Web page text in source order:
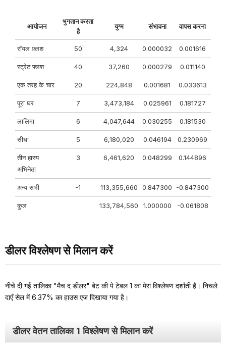
आयोजन
भुगतान करता
है
युग्म संभावना वापस करना
रॉयल फ़्लश 50 4,324 0.000032 0.001616
स्ट्रेट फ्लश 40 37,260 0.000279 0.011140
एक तरह के चार 20 224,848 0.001681 0.033613
पूरा घर 7 3,473,184 0.025961 0.181727
लालिमा 6 4,047,644 0.030255 0.181530
सीधा 5 6,180,020 0.046194 0.230969
तीन हास्य
अभिनेता
3 6,461,620 0.048299 0.144896
अन्य सभी -1 113,355,660 0.847300 -0.847300
कुल 133,784,560 1.000000 -0.061808
डीलर विश्लेषण से मिलान करें
नीचे दी गई तालिका "मैच द डीलर" बेट की पे टेबल 1 का मेरा विश्लेषण दर्शाती है। निचले
दाएँ सेल में 6.37% का हाउस एज दिखाया गया है।
डीलर वेतन तालिका 1 विश्लेषण से मिलान करें